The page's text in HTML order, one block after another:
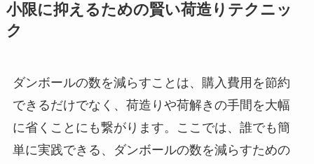
小限に抑えるための賢い荷造りテクニッ
ク
ダンボールの数を減らすことは、購入費用を節約
できるだけでなく、荷造りや荷解きの手間を大幅
に省くことにも繋がります。ここでは、誰でも簡
単に実践できる、ダンボールの数を減らすための